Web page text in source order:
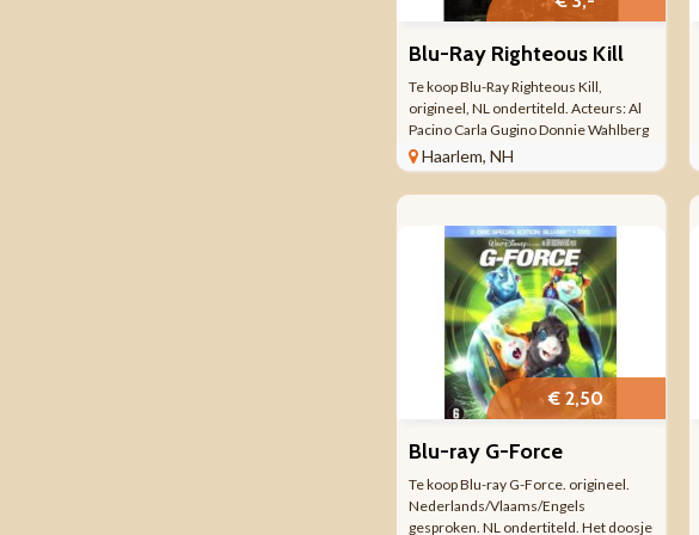
Blu-Ray Righteous Kill
Te koop Blu-Ray Righteous Kill,
origineel, NL ondertiteld. Acteurs: Al
Pacino Carla Gugino Donnie Wahlberg
John Leguizamo Robert De Niro 50
Cent Regisseur: Jon Avnet Blu-ray 1
stuk(s) Speelduur: 101 minuten 2008
Haarlem, NH
€ 2,50
Blu-ray G-Force
Te koop Blu-ray G-Force. origineel.
Nederlands/Vlaams/Engels
gesproken. NL ondertiteld. Het doosje